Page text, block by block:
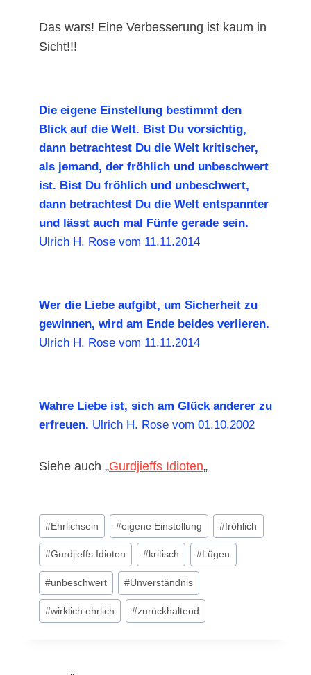
Das wars! Eine Verbesserung ist kaum in
Sicht!!!
Die eigene Einstellung bestimmt den
Blick auf die Welt. Bist Du vorsichtig,
dann betrachtest Du die Welt kritischer,
als jemand, der fröhlich und unbeschwert
ist. Bist Du fröhlich und unbeschwert,
dann betrachtest Du die Welt entspannter
und lässt auch mal Fünfe gerade sein.
Ulrich H. Rose vom 11.11.2014
Wer die Liebe aufgibt, um Sicherheit zu
gewinnen, wird am Ende beides verlieren.
Ulrich H. Rose vom 11.11.2014
Wahre Liebe ist, sich am Glück anderer zu
erfreuen. Ulrich H. Rose vom 01.10.2002
Siehe auch „Gurdjieffs Idioten„
Schlagworte:
#Ehrlichsein #eigene Einstellung #fröhlich
#Gurdjieffs Idioten #kritisch #Lügen
#unbeschwert #Unverständnis
#wirklich ehrlich #zurückhaltend